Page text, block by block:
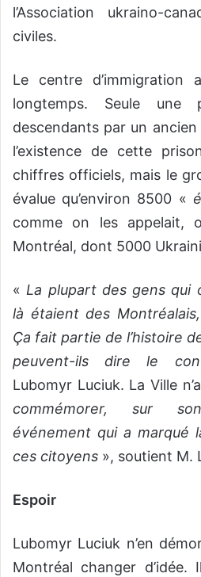
l’Association ukraino-
civiles.
Le centre d’immigration
longtemps. Seule
descendants par un
l’existence de cette
chiffres officiels, mais le
évalue qu’environ 8500 «
comme on les appelait,
Montréal, dont 5000
«La plupart des gens qui
là étaient des
Ça fait partie de l’histoire
peuvent-ils dire le
Lubomyr Luciuk. La Ville
commémorer, sur
événement qui a marqué
ces citoyens », soutient M.
Espoir
Lubomyr Luciuk n’en
Montréal changer